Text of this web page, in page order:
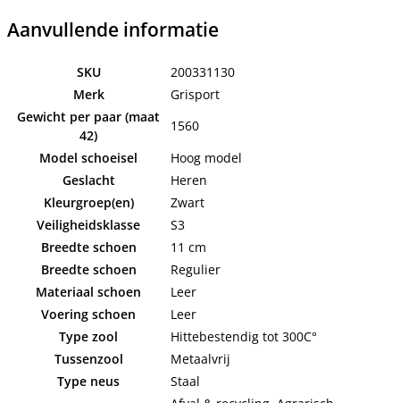
Aanvullende informatie
SKU
200331130
Merk
Grisport
Gewicht per paar (maat
42)
1560
Model schoeisel
Hoog model
Geslacht
Heren
Kleurgroep(en)
Zwart
Veiligheidsklasse
S3
Breedte schoen
11 cm
Breedte schoen
Regulier
Materiaal schoen
Leer
Voering schoen
Leer
Type zool
Hittebestendig tot 300C°
Tussenzool
Metaalvrij
Type neus
Staal